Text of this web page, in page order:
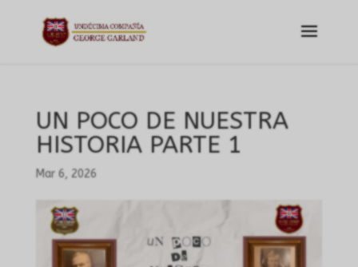
UN POCO DE NUESTRA
HISTORIA PARTE 1
Mar 6, 2026